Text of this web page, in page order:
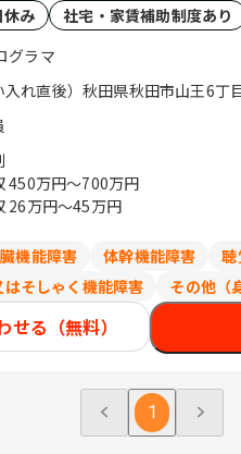
休み
社宅・家賃補助制度あり
グラマ
入れ直後）秋田県秋田市山王6
450万円〜700万円
26万円〜45万円
機能障害 体幹機能障害
聴
はそしゃく機能障害 その他（
る（無料）
1